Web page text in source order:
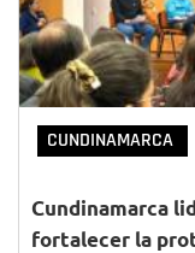
CUNDINAMARCA
Cundinamarca
fortalecer la